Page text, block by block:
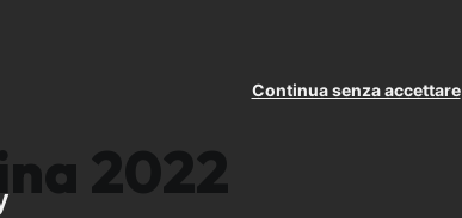
Continua senza accettare
2022